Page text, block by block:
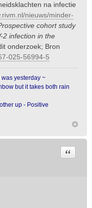
na infectie
nieuws/minder-
cohort study
2 infection in the
onderzoek; Bron
025-56994-5
was yesterday ~
but it takes both rain
up - Positive
Citeer